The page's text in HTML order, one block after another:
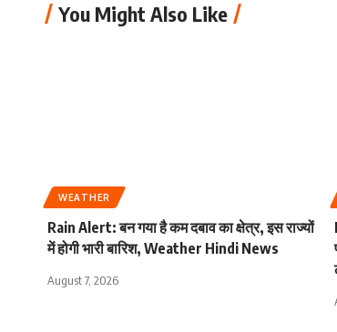
You Might Also Like
WEATHER
Rain Alert: बन गया है कम दबाव का क्षेत्र, इस राज्यों
में होगी भारी बारिश, Weather Hindi News
August 7, 2026